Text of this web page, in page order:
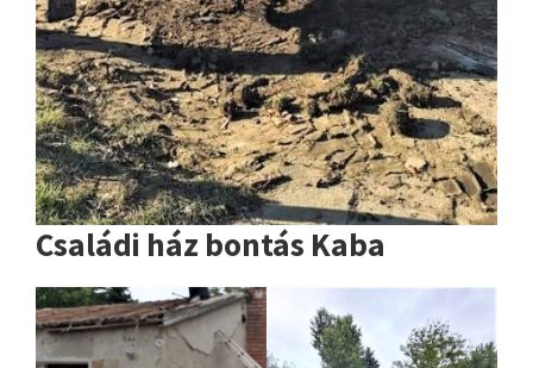
Családi ház bontás Kaba